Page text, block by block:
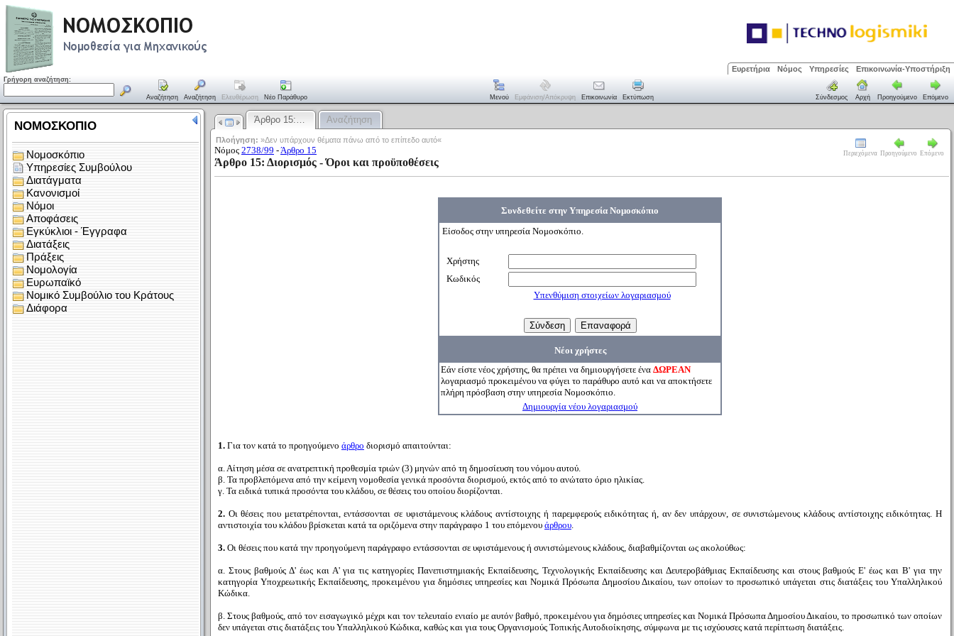
Ευρετήρια Νόμος Υπηρεσίες Επικοινωνία-Υποστήριξη
Γρήγορη αναζήτηση:
Αναζήτηση Αναζήτηση Ελευθέρωση Νέο Παράθυρο Μενού Εμφάνιση/απόκρυψη Επικοινωνία Εκτύπωση Σύνδεσμος Αρχή Προηγούμενο Επόμενο
Άρθρο 15:… Αναζήτηση